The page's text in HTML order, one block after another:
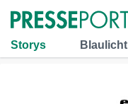
Storys Blaulicht